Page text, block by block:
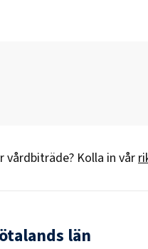
vårdbiträde? Kolla in vår
län